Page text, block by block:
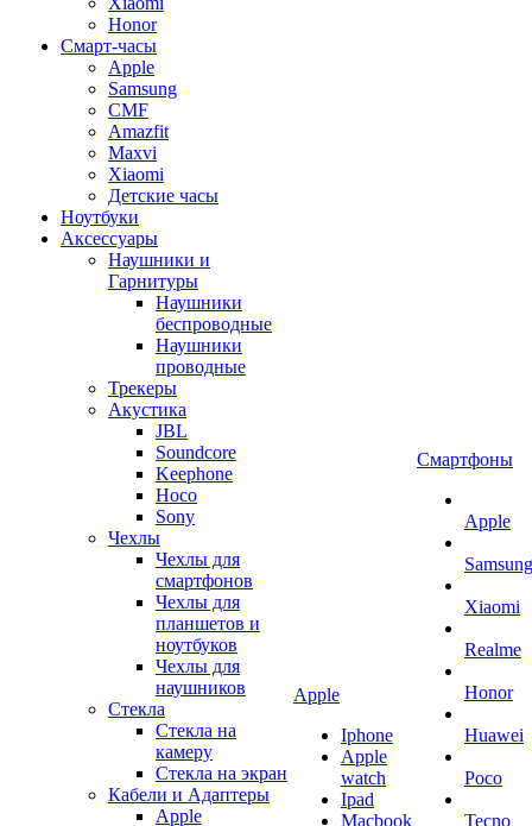
Honor
Смарт-часы
Apple
Samsung
CMF
Amazfit
Maxvi
Xiaomi
Детские часы
Ноутбуки
Аксессуары
Наушники и
Гарнитуры
Наушники
беспроводные
Наушники
проводные
Трекеры
Акустика
JBL
Soundcore
Keephone
Hoco
Sony
Чехлы
Чехлы для
смартфонов
Чехлы для
планшетов и
ноутбуков
Чехлы для
наушников
Стекла
Стекла на
камеру
Стекла на экран
Кабели и Адаптеры
Apple
Apple
Iphone
Apple
watch
Ipad
Macbook
Смартфоны
Apple
Samsung
Xiaomi
Realme
Honor
Huawei
Poco
Tecno